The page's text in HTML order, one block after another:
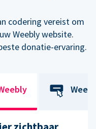
codering vereist om
Weebly website.
donatie-ervaring.